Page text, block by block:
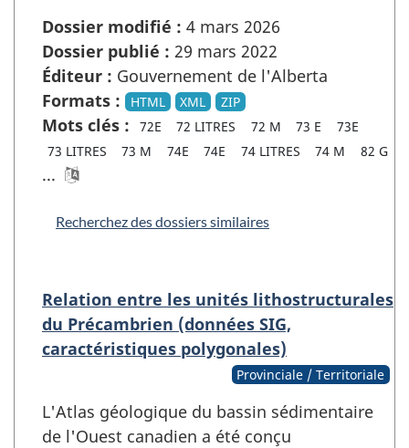
Dossier modifié : 4 mars 2026
Dossier publié : 29 mars 2022
Éditeur : Gouvernement de l'Alberta
Formats :
HTML XML ZIP
Mots clés : 72E 72 LITRES 72 M 73 E
73E
73 LITRES
73 M 74E 74E 74 LITRES 74 M 82 G
...
Recherchez des dossiers similaires
Relation entre les unités lithostructurales
du Précambrien (données SIG,
caractéristiques polygonales)
Provinciale / Territoriale
L'Atlas géologique du bassin sédimentaire
de l'Ouest canadien a été conçu